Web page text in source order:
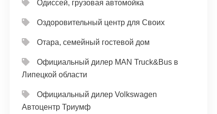
Одиссей, грузовая автомойка
Оздоровительный центр для Своих
Отара, семейный гостевой дом
Официальный дилер MAN Truck&Bus в
Липецкой области
Официальный дилер Volkswagen
Автоцентр Триумф